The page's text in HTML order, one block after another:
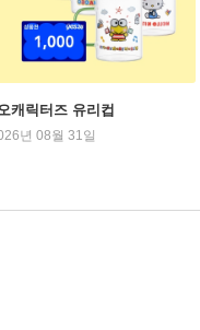
캐릭터즈 유리컵
년 08월 31일